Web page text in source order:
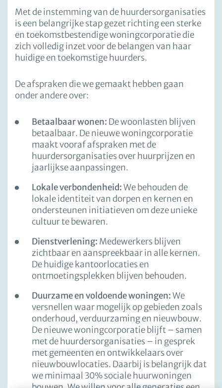
Met de instemming van de huurdersorganisaties
is een belangrijke stap gezet richting een sterke
en toekomstbestendige woningcorporatie die
zich volledig inzet voor de belangen van haar
huidige en toekomstige huurders.
De afspraken die we gemaakt hebben gaan
onder andere over:
Betaalbaar wonen: De woonlasten blijven
betaalbaar. De nieuwe woningcorporatie
maakt vooraf afspraken met de
huurdersorganisaties over huurprijzen en
jaarlijkse aanpassingen.
Lokale verbondenheid:We behouden de
lokale identiteit van dorpen en kernen en
ondersteunen initiatieven om deze unieke
cultuur te bewaren.
Dienstverlening: Medewerkers blijven
zichtbaar en aanspreekbaar in alle kernen.
De huidige kantoorlocaties en
ontmoetingsplekken blijven behouden.
Duurzame en voldoende woningen:We
versnellen waar mogelijk op gebieden zoals
onderhoud, verduurzaming en nieuwbouw.
De nieuwe woningcorporatie blijft – samen
met de huurdersorganisaties – in gesprek
met gemeenten en ontwikkelaars over
nieuwbouwlocaties. Daarbij is belangrijk dat
we minimaal 30% sociale huurwoningen